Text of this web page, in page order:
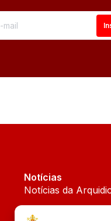
Notícias
Notícias da
Notícias Cáritas